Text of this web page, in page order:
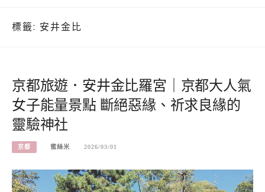
標籤: 安井金比
京都旅遊．安井金比羅宮｜京都大人氣
女子能量景點 斷絕惡緣、祈求良緣的
靈驗神社
京都 蜜絲米 2026/03/01